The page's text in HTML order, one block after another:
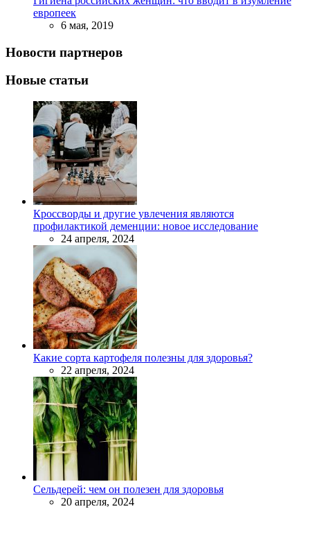
европеек
6 мая, 2019
Новости партнеров
Новые статьи
Кроссворды и другие увлечения являются
профилактикой деменции: новое исследование
24 апреля, 2024
Какие сорта картофеля полезны для здоровья?
22 апреля, 2024
Сельдерей: чем он полезен для здоровья
20 апреля, 2024